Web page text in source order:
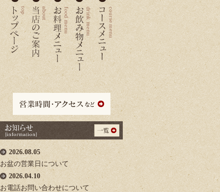
2026.08.05
お盆の営業日について
2026.04.10
お電話お問い合わせについて